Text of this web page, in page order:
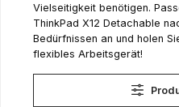
Vielseitigkeit benötigen.
ThinkPad X12 Detachable
Bedürfnissen an und holen
flexibles Arbeitsgerät!